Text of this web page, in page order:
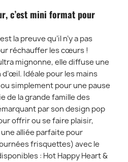
c’est mini format pour
la preuve qu’il n’y a pas
réchauffer les cœurs !
mignonne, elle diffuse une
Idéale pour les mains
simplement pour une pause
de la grande famille des
par son design pop
offrir ou se faire plaisir,
alliée parfaite pour
frisquettes) avec le
: Hot Happy Heart &